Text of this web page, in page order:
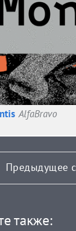
AlfaBravo
Предыдущее
также: